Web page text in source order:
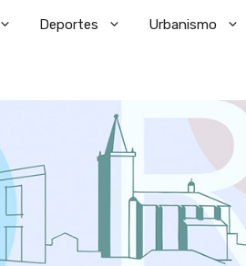
Deportes Urbanismo